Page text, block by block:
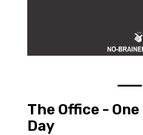
0
The Office - One
Day